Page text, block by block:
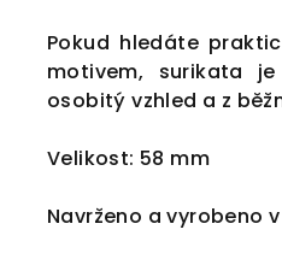
Pokud hledáte
motivem, surikata
osobitý vzhled a z
Velikost: 58 mm
Navrženo a vyrobeno